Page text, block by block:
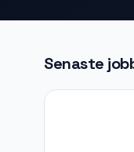
Senaste